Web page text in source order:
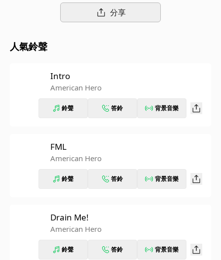
分享
人氣鈴聲
Intro
American Hero
鈴聲 答鈴 背景音樂
FML
American Hero
鈴聲 答鈴 背景音樂
Drain Me!
American Hero
鈴聲 答鈴 背景音樂